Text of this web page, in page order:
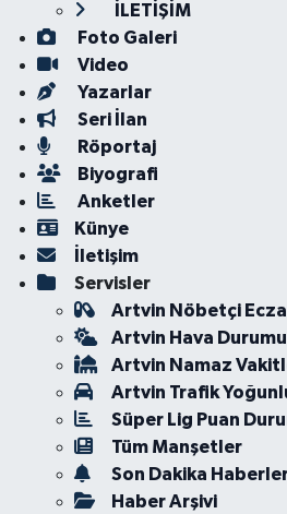
İLETİŞİM
Foto Galeri
Video
Yazarlar
Seri İlan
Röportaj
Biyografi
Anketler
Künye
İletişim
Servisler
Artvin Nöbetçi
Artvin Hava Durumu
Artvin Namaz
Artvin Trafik
Süper Lig Puan
Tüm Manşetler
Son Dakika
Haber Arşivi